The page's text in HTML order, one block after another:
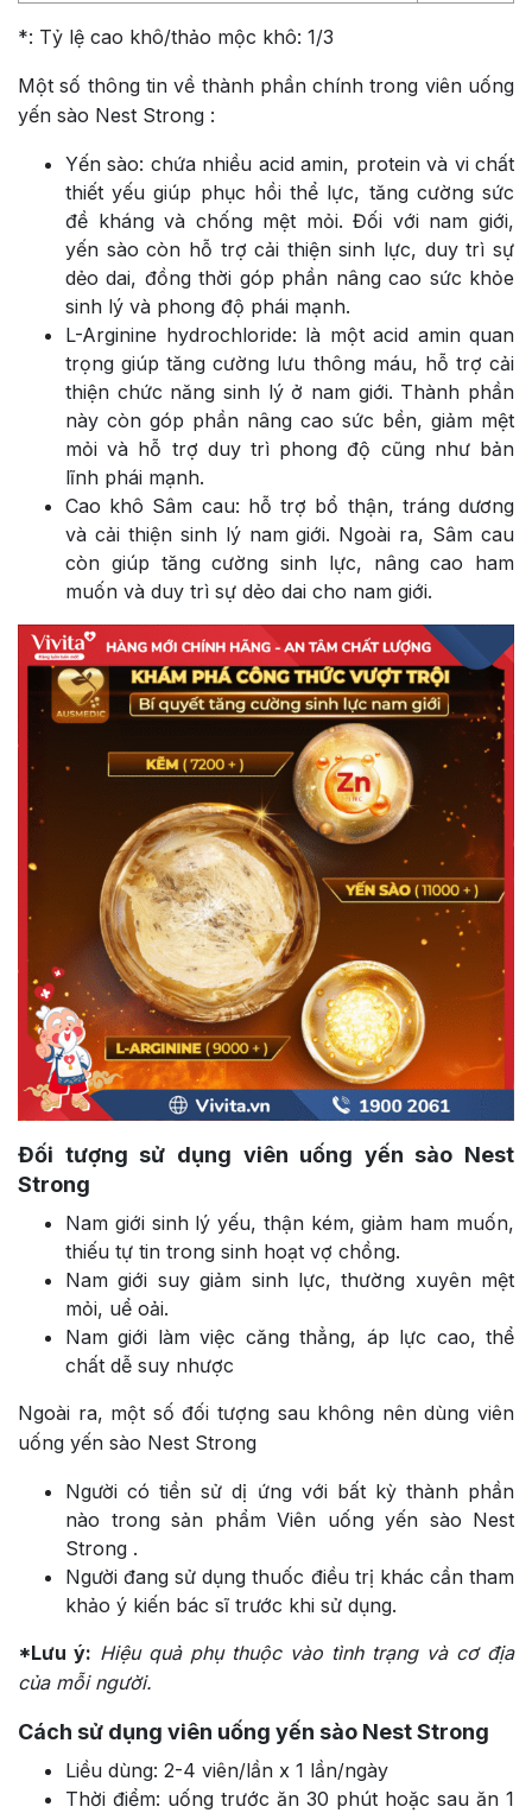
*: Tỷ lệ cao khô/thảo mộc khô: 1/3
Một số thông tin về thành phần chính trong viên uống
yến sào Nest Strong :
Yến sào: chứa nhiều acid amin, protein và vi chất
thiết yếu giúp phục hồi thể lực, tăng cường sức
đề kháng và chống mệt mỏi. Đối với nam giới,
yến sào còn hỗ trợ cải thiện sinh lực, duy trì sự
dẻo dai, đồng thời góp phần nâng cao sức khỏe
sinh lý và phong độ phái mạnh.
L-Arginine hydrochloride: là một acid amin quan
trọng giúp tăng cường lưu thông máu, hỗ trợ cải
thiện chức năng sinh lý ở nam giới. Thành phần
này còn góp phần nâng cao sức bền, giảm mệt
mỏi và hỗ trợ duy trì phong độ cũng như bản
lĩnh phái mạnh.
Cao khô Sâm cau: hỗ trợ bổ thận, tráng dương
và cải thiện sinh lý nam giới. Ngoài ra, Sâm cau
còn giúp tăng cường sinh lực, nâng cao ham
muốn và duy trì sự dẻo dai cho nam giới.
Đối tượng sử dụng viên uống yến sào Nest
Strong
Nam giới sinh lý yếu, thận kém, giảm ham muốn,
thiếu tự tin trong sinh hoạt vợ chồng.
Nam giới suy giảm sinh lực, thường xuyên mệt
mỏi, uể oải.
Nam giới làm việc căng thẳng, áp lực cao, thể
chất dễ suy nhược
Ngoài ra, một số đối tượng sau không nên dùng viên
uống yến sào Nest Strong
Người có tiền sử dị ứng với bất kỳ thành phần
nào trong sản phẩm Viên uống yến sào Nest
Strong .
Người đang sử dụng thuốc điều trị khác cần tham
khảo ý kiến bác sĩ trước khi sử dụng.
*Lưu ý: Hiệu quả phụ thuộc vào tình trạng và cơ địa
của mỗi người.
Cách sử dụng viên uống yến sào Nest Strong
Liều dùng: 2-4 viên/lần x 1 lần/ngày
Thời điểm: uống trước ăn 30 phút hoặc sau ăn 1